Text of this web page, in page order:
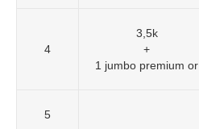
4
3,5k
+
1 jumbo premium or
5